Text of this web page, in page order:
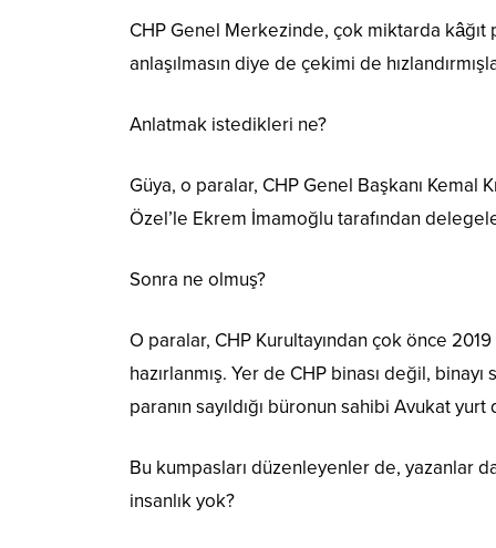
CHP Genel Merkezinde, çok miktarda kâğıt
anlaşılmasın diye de çekimi de
Anlatmak istedikleri ne?
Güya, o paralar, CHP Genel Başkanı
Özel’le Ekrem İmamoğlu tarafından
Sonra ne olmuş?
O paralar, CHP Kurultayından çok önce 2019
hazırlanmış. Yer de CHP binası değil, binayı
paranın sayıldığı büronun sahibi Avukat yurt
Bu kumpasları düzenleyenler de, yazanlar
insanlık yok?